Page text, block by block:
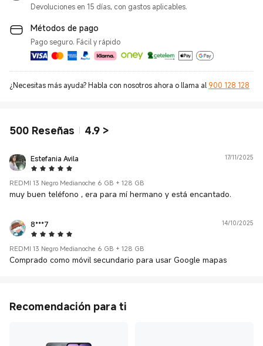
Devoluciones en 15 días, con gastos aplicables.
Métodos de pago
Pago seguro. Fácil y rápido
¿Necesitas más ayuda? Habla con nosotros ahora o llama al 900 128 128
500 Reseñas 4.9 >
Estefania Avila
5 Star
17/11/2025
REDMI 13 Negro Medianoche 6 GB + 128 GB
muy buen teléfono , era para mí hermano y está encantado.
8***7
5 Star
14/10/2025
REDMI 13 Negro Medianoche 6 GB + 128 GB
Comprado como móvil secundario para usar Google mapas
Recomendación para ti